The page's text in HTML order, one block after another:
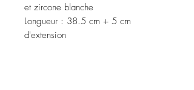
et zircone blanche
Longueur : 38.5 cm + 5 cm
d'extension